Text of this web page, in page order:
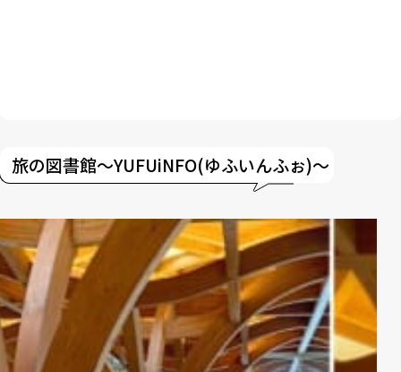
旅の図書館〜YUFUiNFO(ゆふいんふぉ)〜